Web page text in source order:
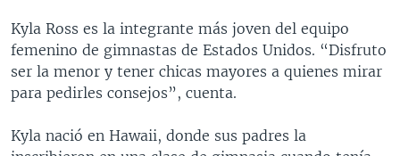
Kyla Ross es la integrante más joven del equipo
femenino de gimnastas de Estados Unidos. “Disfruto
ser la menor y tener chicas mayores a quienes mirar
para pedirles consejos”, cuenta.
Kyla nació en Hawaii, donde sus padres la